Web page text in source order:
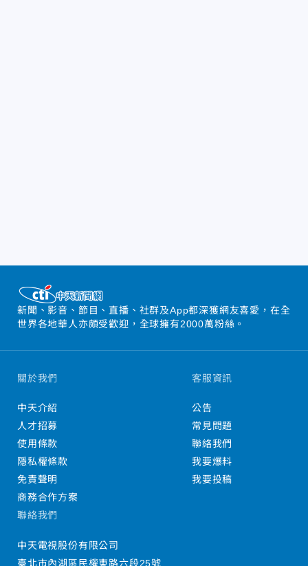
新聞、影音、節目、直播、社群及App都深獲網友喜愛，在全
世界各地華人亦頗受歡迎，全球擁有2000萬粉絲。
關於我們
中天介紹
人才招募
使用條款
隱私權條款
免責聲明
商務合作方案
客服資訊
公告
常見問題
聯絡我們
我要爆料
我要投稿
聯絡我們
中天電視股份有限公司
臺北市內湖區民權東路六段25號